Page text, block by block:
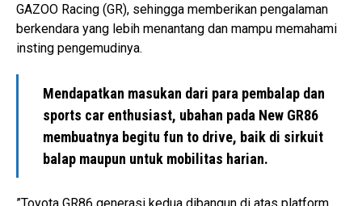
GAZOO Racing (GR), sehingga memberikan pengalaman
berkendara yang lebih menantang dan mampu memahami
insting pengemudinya.
Mendapatkan masukan dari para pembalap dan
sports car enthusiast, ubahan pada New GR86
membuatnya begitu fun to drive, baik di sirkuit
balap maupun untuk mobilitas harian.
”Toyota GR86 generasi kedua dibangun di atas platform